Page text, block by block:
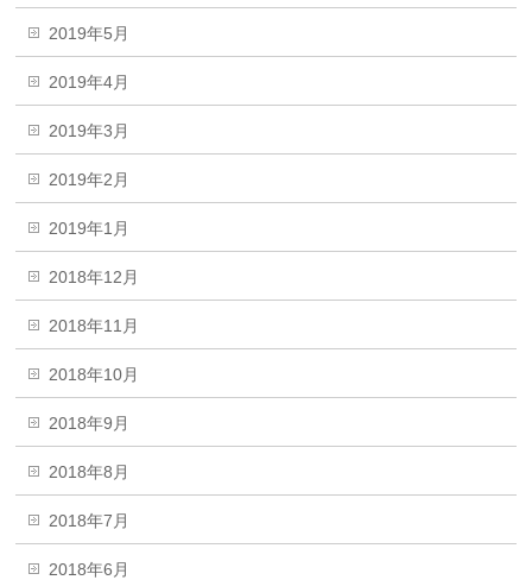
2019年5月
2019年4月
2019年3月
2019年2月
2019年1月
2018年12月
2018年11月
2018年10月
2018年9月
2018年8月
2018年7月
2018年6月